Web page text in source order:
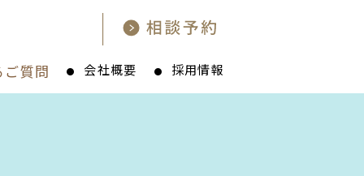
質問 会社概要 採用情報